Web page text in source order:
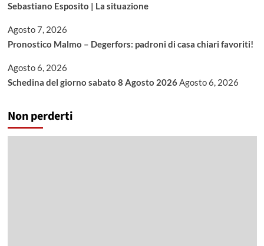
Sebastiano Esposito | La situazione
Agosto 7, 2026
Pronostico Malmo – Degerfors: padroni di casa chiari favoriti!
Agosto 6, 2026
Schedina del giorno sabato 8 Agosto 2026Agosto 6, 2026
Non perderti